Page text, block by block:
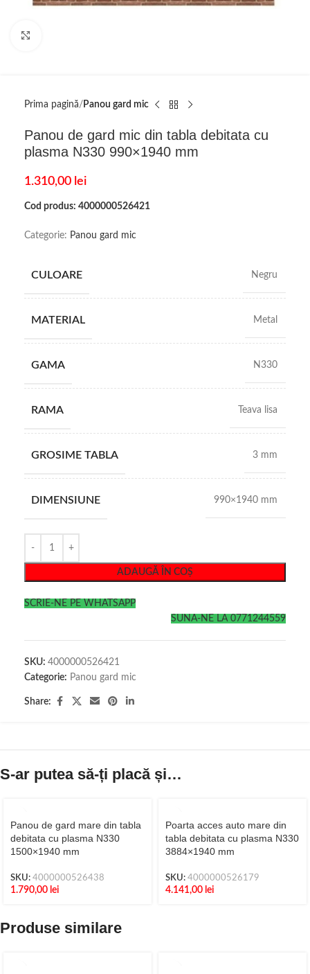
Prima pagină Panou gard mic
Panou de gard mic din tabla debitata cu
plasma N330 990×1940 mm
1.310,00 lei
Cod produs: 4000000526421
Categorie: Panou gard mic
CULOARE Negru
MATERIAL Metal
GAMA N330
RAMA Teava lisa
GROSIME TABLA 3 mm
DIMENSIUNE 990×1940 mm
ADAUGĂ ÎN COȘ
SCRIE-NE PE WHATSAPP
SUNA-NE LA 0771244559
SKU: 4000000526421
Categorie: Panou gard mic
Share:
S-ar putea să-ți placă și…
Panou de gard mare din tabla
debitata cu plasma N330
1500×1940 mm
SKU: 4000000526438
1.790,00 lei
Poarta acces auto mare din
tabla debitata cu plasma N330
3884×1940 mm
SKU: 4000000526179
4.141,00 lei
Produse similare